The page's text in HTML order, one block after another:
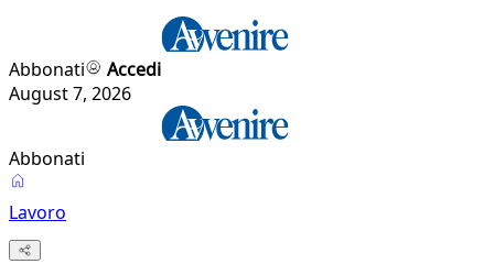
Abbonati
Accedi
August 7, 2026
Abbonati
Lavoro